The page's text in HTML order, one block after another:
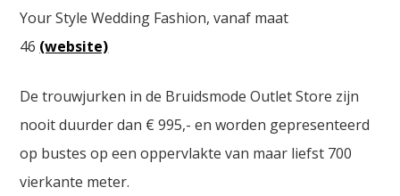
Your Style Wedding Fashion, vanaf maat
46 (website)
De trouwjurken in de Bruidsmode Outlet Store zijn
nooit duurder dan € 995,- en worden gepresenteerd
op bustes op een oppervlakte van maar liefst 700
vierkante meter.